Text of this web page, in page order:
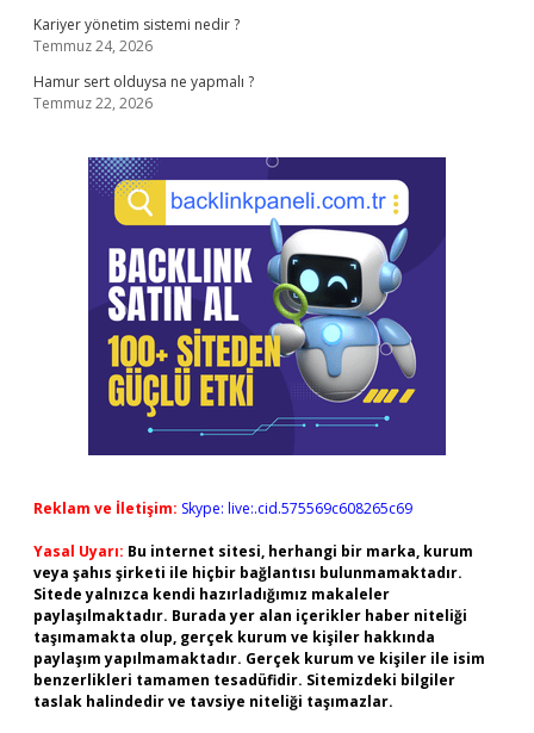
Kariyer yönetim sistemi nedir ?
Temmuz 24, 2026
Hamur sert olduysa ne yapmalı ?
Temmuz 22, 2026
Reklam ve İletişim: Skype: live:.cid.575569c608265c69
Yasal Uyarı: Bu internet sitesi, herhangi bir marka, kurum
veya şahıs şirketi ile hiçbir bağlantısı bulunmamaktadır.
Sitede yalnızca kendi hazırladığımız makaleler
paylaşılmaktadır. Burada yer alan içerikler haber niteliği
taşımamakta olup, gerçek kurum ve kişiler hakkında
paylaşım yapılmamaktadır. Gerçek kurum ve kişiler ile isim
benzerlikleri tamamen tesadüfidir. Sitemizdeki bilgiler
taslak halindedir ve tavsiye niteliği taşımazlar.